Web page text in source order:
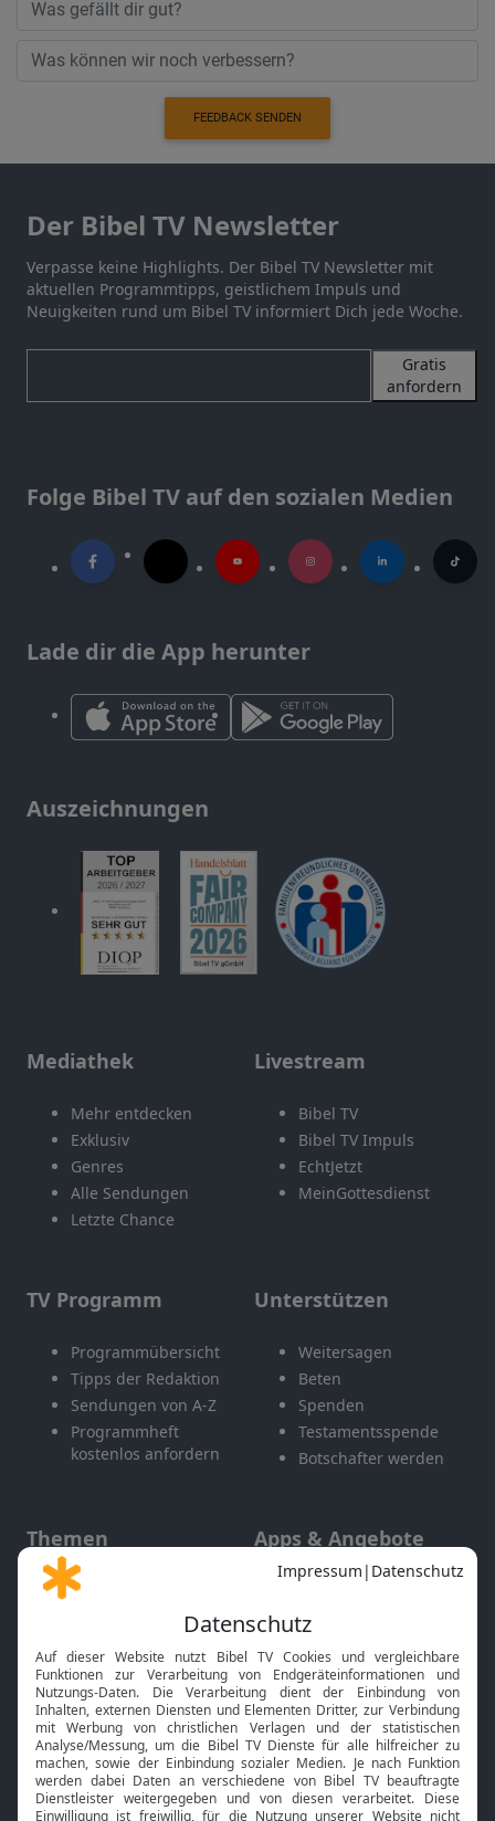
FEEDBACK SENDEN
Der Bibel TV Newsletter
Verpasse keine Highlights. Der Bibel TV Newsletter mit
aktuellen Programmtipps, geistlichem Impuls und
Neuigkeiten rund um Bibel TV informiert Dich jede Woche.
Gratis
anfordern
Folge Bibel TV auf den sozialen Medien
Lade dir die App herunter
Auszeichnungen
Mediathek
Mehr entdecken
Exklusiv
Genres
Alle Sendungen
Letzte Chance
Livestream
Bibel TV
Bibel TV Impuls
EchtJetzt
MeinGottesdienst
TV Programm
Programmübersicht
Tipps der Redaktion
Sendungen von A-Z
Programmheft
kostenlos anfordern
Unterstützen
Weitersagen
Beten
Spenden
Testamentsspende
Botschafter werden
Themen
Gott und Bibel erklärt
Neuigkeiten
Apps & Angebote
Mobile App
Smart TV
HbbTV
Bibelthek Online-Bibel
Nächster Gottesdienst